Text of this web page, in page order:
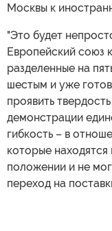
Москвы к
"Это будет
Европейский союз
разделенные на
шестым и уже
проявить
демонстрации
гибкость – в
которые
положении и не
переход на